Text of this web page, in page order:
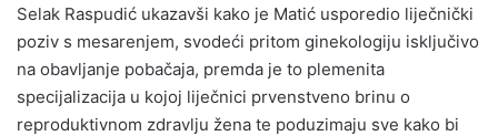
Selak Raspudić ukazavši kako je Matić usporedio liječnički
poziv s mesarenjem, svodeći pritom ginekologiju isključivo
na obavljanje pobačaja, premda je to plemenita
specijalizacija u kojoj liječnici prvenstveno brinu o
reproduktivnom zdravlju žena te poduzimaju sve kako bi